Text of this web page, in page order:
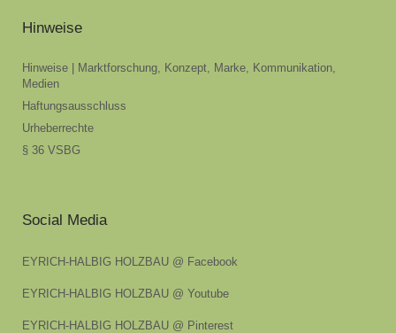
Hinweise
Hinweise | Marktforschung, Konzept, Marke, Kommunikation,
Medien
Haftungsausschluss
Urheberrechte
§ 36 VSBG
Social Media
EYRICH-HALBIG HOLZBAU @ Facebook
EYRICH-HALBIG HOLZBAU @ Youtube
EYRICH-HALBIG HOLZBAU @ Pinterest